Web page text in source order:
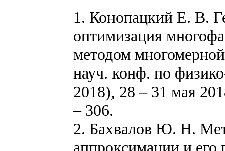
1. Конопацкий Е. В.
оптимизация
методом
науч. конф. по
2018), 28 – 31 мая
– 306.
2. Бахвалов Ю. Н.